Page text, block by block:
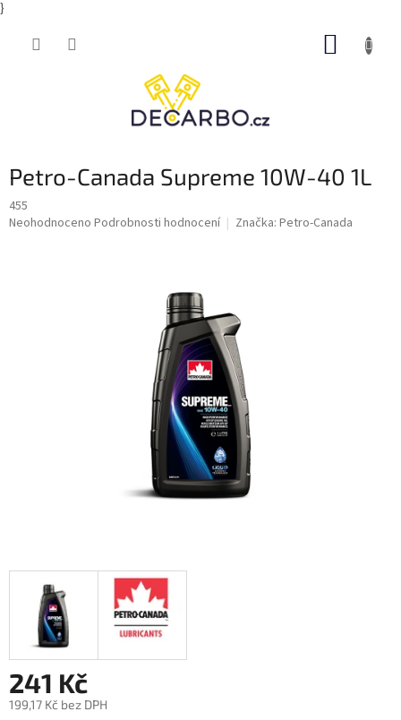
}
Petro-Canada Supreme 10W-40 1L
455
Průměrné
Neohodnoceno Podrobnosti hodnocení Značka: Petro-Canada
241 Kč
199,17 Kč bez DPH